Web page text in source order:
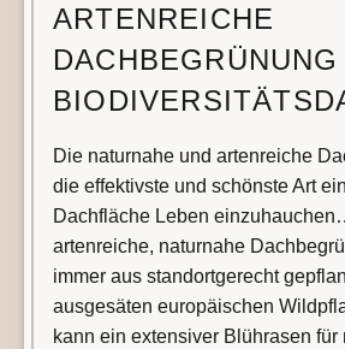
ARTENREICHE
Die naturnahe und artenreiche
die effektivste und schönste Art
Dachfläche Leben
artenreiche, naturnahe
immer aus standortgerecht
ausgesäten europäischen
kann ein extensiver Blührasen für